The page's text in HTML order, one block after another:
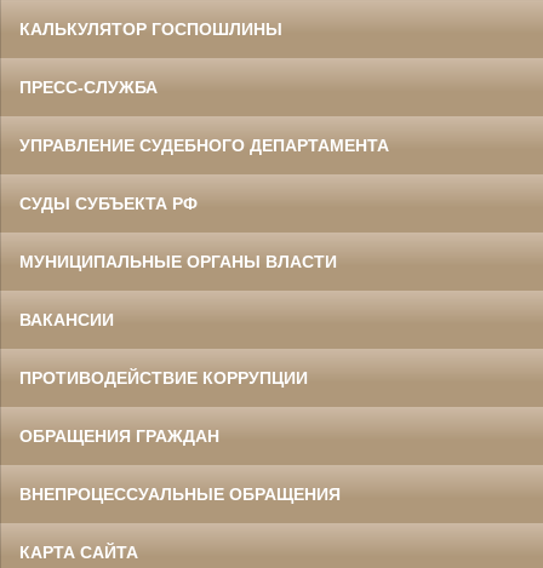
КАЛЬКУЛЯТОР ГОСПОШЛИНЫ
ПРЕСС-СЛУЖБА
УПРАВЛЕНИЕ СУДЕБНОГО ДЕПАРТАМЕНТА
СУДЫ СУБЪЕКТА РФ
МУНИЦИПАЛЬНЫЕ ОРГАНЫ ВЛАСТИ
ВАКАНСИИ
ПРОТИВОДЕЙСТВИЕ КОРРУПЦИИ
ОБРАЩЕНИЯ ГРАЖДАН
ВНЕПРОЦЕССУАЛЬНЫЕ ОБРАЩЕНИЯ
КАРТА САЙТА